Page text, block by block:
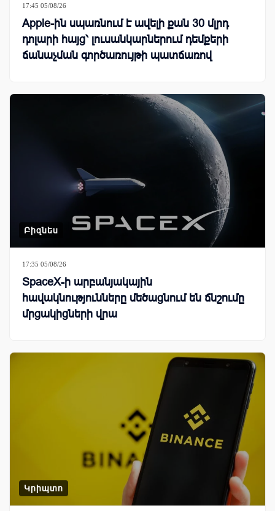
17:45 05/08/26
Apple-ին սպառնում է ավելի քան 30 մլրդ
դոլարի հայց՝ լուսանկարներում դեմքերի
ճանաչման գործառույթի պատճառով
Բիզնես
17:35 05/08/26
SpaceX-ի արբանյակային
հավակնությունները մեծացնում են ճնշումը
մրցակիցների վրա
Կրիպտո